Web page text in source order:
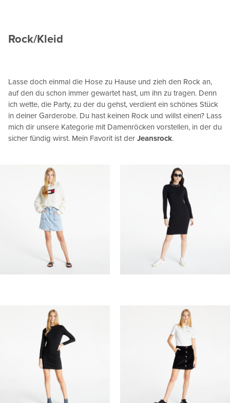
Rock/Kleid
​​Lasse doch einmal die Hose zu Hause und zieh den Rock an,
auf den du schon immer gewartet hast, um ihn zu tragen. Denn
ich wette, die Party, zu der du gehst, verdient ein schönes Stück
in deiner Garderobe. Du hast keinen Rock und willst einen? Lass
mich dir unsere Kategorie mit Damenröcken vorstellen, in der du
sicher fündig wirst. Mein Favorit ist der Jeansrock.